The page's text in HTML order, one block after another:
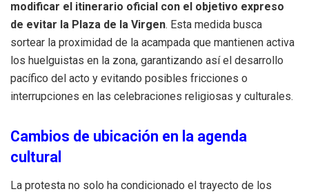
modificar el itinerario oficial con el objetivo expreso
de evitar la Plaza de la Virgen. Esta medida busca
sortear la proximidad de la acampada que mantienen activa
los huelguistas en la zona, garantizando así el desarrollo
pacífico del acto y evitando posibles fricciones o
interrupciones en las celebraciones religiosas y culturales.
Cambios de ubicación en la agenda
cultural
La protesta no solo ha condicionado el trayecto de los